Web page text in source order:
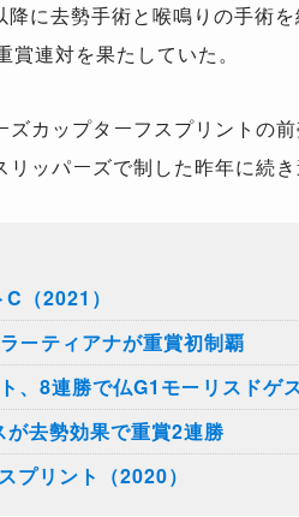
に去勢手術と喉鳴りの手術
連対を果たしていた。
カップターフスプリントの
ッパーズで制した昨年に続
（2021）
ーティアナが重賞初制覇
、8連勝で仏G1モーリスドゲ
去勢効果で重賞2連勝
プリント（2020）